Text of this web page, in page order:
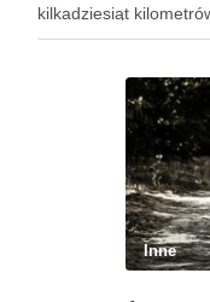
kilkadziesiąt
między nimi, poniżej
Inne